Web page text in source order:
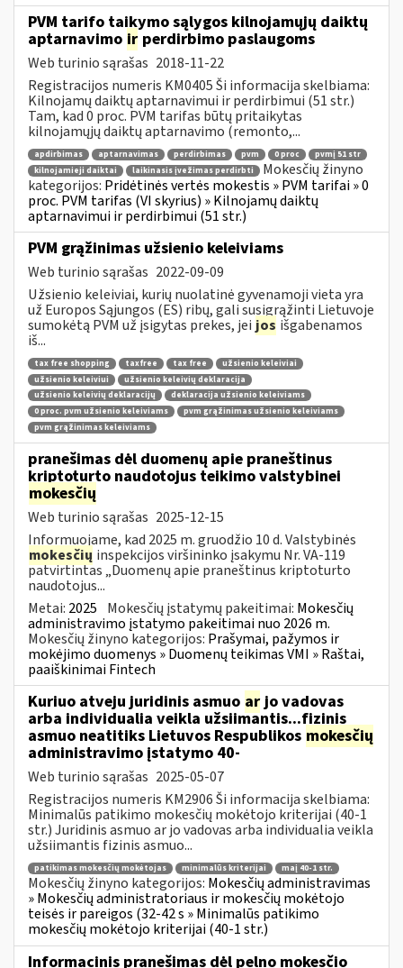
PVM tarifo taikymo sąlygos kilnojamųjų daiktų
aptarnavimo ir perdirbimo paslaugoms
Web turinio sąrašas 2018-11-22
Registracijos numeris KM0405 Ši informacija skelbiama:
Kilnojamų daiktų aptarnavimui ir perdirbimui (51 str.)
Tam, kad 0 proc. PVM tarifas būtų pritaikytas
kilnojamųjų daiktų aptarnavimo (remonto,...
apdirbimas aptarnavimas perdirbimas pvm 0 proc
pvmį 51 str
kilnojamieji daiktai
laikinasis įvežimas perdirbti
Mokesčių žinyno
kategorijos: Pridėtinės vertės mokestis » PVM tarifai » 0
proc. PVM tarifas (VI skyrius) » Kilnojamų daiktų
aptarnavimui ir perdirbimui (51 str.)
PVM grąžinimas užsienio keleiviams
Web turinio sąrašas 2022-09-09
Užsienio keleiviai, kurių nuolatinė gyvenamoji vieta yra
už Europos Sąjungos (ES) ribų, gali susigrąžinti Lietuvoje
sumokėtą PVM už įsigytas prekes, jei jos išgabenamos
iš...
tax free shopping taxfree tax free
užsienio keleiviai
užsienio keleiviui
užsienio keleivių deklaracija
užsienio keleivių deklaracijų
deklaracija užsienio keleiviams
0 proc. pvm užsienio keleiviams
pvm grąžinimas užsienio keleiviams
pvm grąžinimas keleiviams
pranešimas dėl duomenų apie praneštinus
kriptoturto naudotojus teikimo valstybinei
mokesčių
Web turinio sąrašas 2025-12-15
Informuojame, kad 2025 m. gruodžio 10 d. Valstybinės
mokesčių inspekcijos viršininko įsakymu Nr. VA-119
patvirtintas „Duomenų apie praneštinus kriptoturto
naudotojus...
Metai: 2025 Mokesčių įstatymų pakeitimai: Mokesčių
administravimo įstatymo pakeitimai nuo 2026 m.
Mokesčių žinyno kategorijos: Prašymai, pažymos ir
mokėjimo duomenys » Duomenų teikimas VMI » Raštai,
paaiškinimai Fintech
Kuriuo atveju juridinis asmuo arjo vadovas
arba individualia veikla užsiimantis...fizinis
asmuo neatitiks Lietuvos Respublikos mokesčių
administravimo įstatymo 40-
Web turinio sąrašas 2025-05-07
Registracijos numeris KM2906 Ši informacija skelbiama:
Minimalūs patikimo mokesčių mokėtojo kriterijai (40-1
str.) Juridinis asmuo ar jo vadovas arba individualia veikla
užsiimantis fizinis asmuo...
patikimas mokesčių mokėtojas minimalūs kriterijai maį 40-1 str.
Mokesčių žinyno kategorijos: Mokesčių administravimas
» Mokesčių administratoriaus ir mokesčių mokėtojo
teisės ir pareigos (32-42 s » Minimalūs patikimo
mokesčių mokėtojo kriterijai (40-1 str.)
Informacinis pranešimas dėl pelno mokesčio